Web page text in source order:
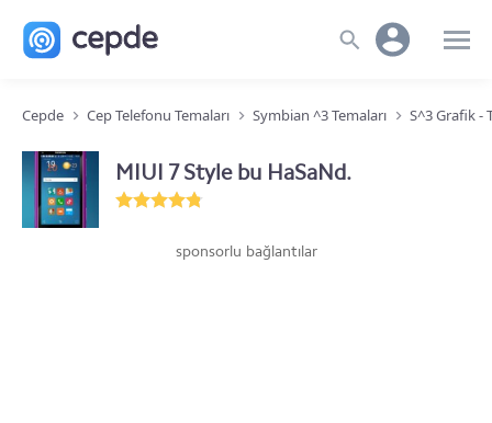
Cepde Cep Telefonu Temaları Symbian ^3 Temaları S^3 Grafik -
MIUI 7 Style bu HaSaNd.
sponsorlu bağlantılar